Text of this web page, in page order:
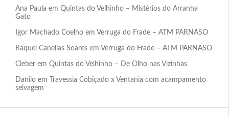
Ana Paula em Quintas do Velhinho – Mistérios do Arranha
Gato
Igor Machado Coelho em Verruga do Frade – ATM PARNASO
Raquel Canellas Soares em Verruga do Frade – ATM PARNASO
Cleber em Quintas do Velhinho – De Olho nas Vizinhas
Danilo em
Travessia Cobiçado x Ventania com acampamento
selvagem